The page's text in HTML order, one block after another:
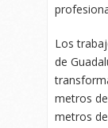
Los
de
metros
metros